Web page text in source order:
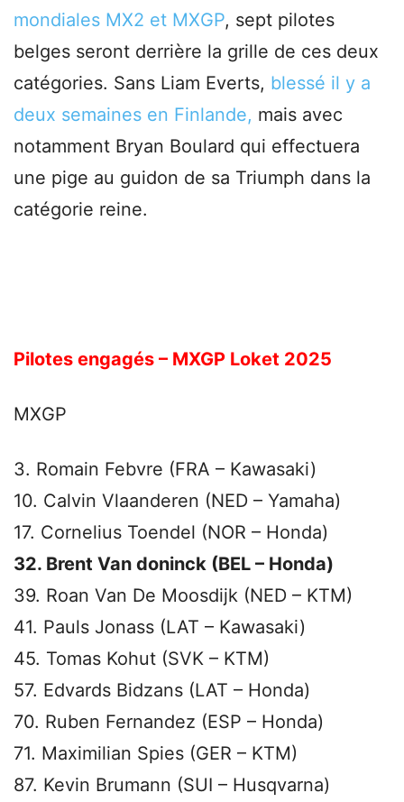
mondiales MX2 et MXGP, sept pilotes
belges seront derrière la grille de ces deux
catégories. Sans Liam Everts, blessé il y a
deux semaines en Finlande, mais avec
notamment Bryan Boulard qui effectuera
une pige au guidon de sa Triumph dans la
catégorie reine.
Pilotes engagés – MXGP Loket 2025
MXGP
3. Romain Febvre (FRA – Kawasaki)
10. Calvin Vlaanderen (NED – Yamaha)
17. Cornelius Toendel (NOR – Honda)
32. Brent Van doninck (BEL – Honda)
39. Roan Van De Moosdijk (NED – KTM)
41. Pauls Jonass (LAT – Kawasaki)
45. Tomas Kohut (SVK – KTM)
57. Edvards Bidzans (LAT – Honda)
70. Ruben Fernandez (ESP – Honda)
71. Maximilian Spies (GER – KTM)
87. Kevin Brumann (SUI – Husqvarna)